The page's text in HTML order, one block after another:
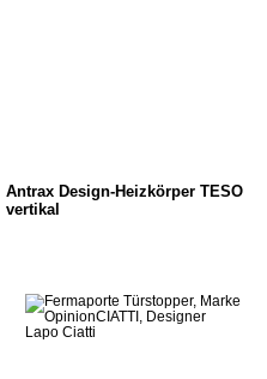
Antrax Design-Heizkörper TESO
vertikal